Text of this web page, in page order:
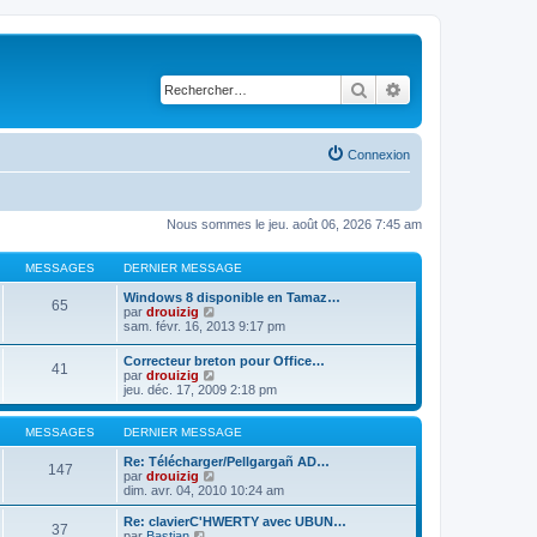
Rechercher
Connexion
Nous sommes le jeu. août 06, 2026 7:45 am
MESSAGES DERNIER MESSAGE
65
Windows 8 disponible en Tamaz…
par drouizig
o
u
l
t
e
r
l
d
e
r
n
i
sam. févr. 16, 2013 9:17 pm
41
Correcteur breton pour Office…
par drouizig
o
n
s
u
l
t
r
l
e
jeu. déc. 17, 2009 2:18 pm
MESSAGES DERNIER MESSAGE
147
Re: Télécharger/Pellgargañ AD…
par drouizig
o
n
s
dim. avr. 04, 2010 10:24 am
37
Re: clavierC'HWERTY avec UBUN…